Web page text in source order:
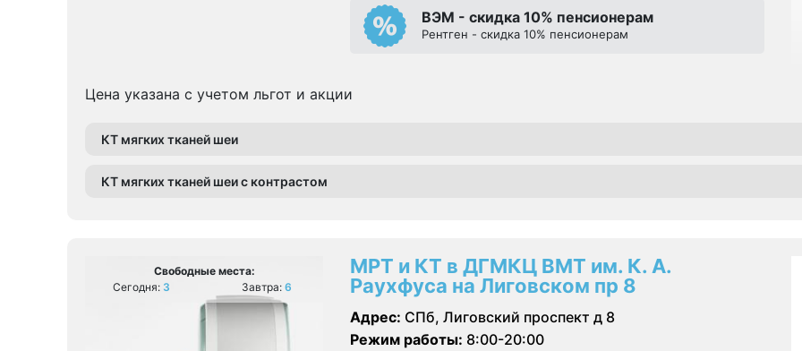
ВЭМ - скидка 10% пенсионерам
Рентген - скидка 10% пенсионерам
Цена указана с учетом льгот и акции
КТ мягких тканей шеи
КТ мягких тканей шеи с контрастом
Свободные места:
Сегодня: 3 Завтра: 6
МРТ и КТ в ДГМКЦ ВМТ им. К. А.
Раухфуса на Лиговском пр 8
Адрес: СПб, Лиговский проспект д 8
Режим работы: 8:00-20:00